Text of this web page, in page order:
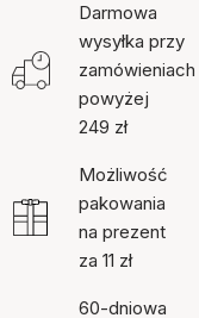
Darmowa
wysyłka przy
zamówieniach
powyżej
249 zł
Możliwość
pakowania
na prezent
za 11 zł
60-dniowa